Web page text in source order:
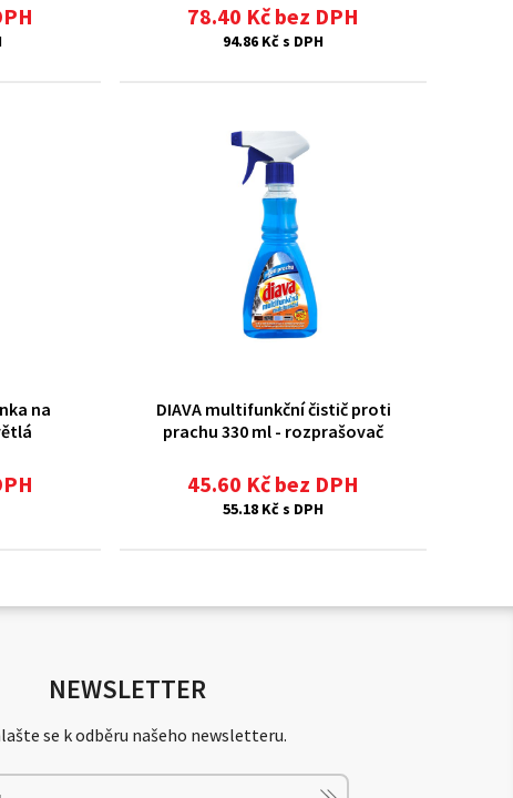
78.40 Kč bez DPH
94.86 Kč s DPH
na
DIAVA multifunkční čistič proti
prachu 330 ml - rozprašovač
45.60 Kč bez DPH
55.18 Kč s DPH
NEWSLETTER
se k odběru našeho newsletteru.